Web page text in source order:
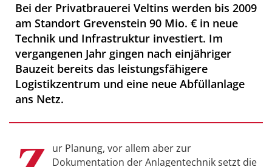
Bei der Privatbrauerei Veltins werden bis 2009
am Standort Grevenstein 90 Mio. € in neue
Technik und Infrastruktur investiert. Im
vergangenen Jahr gingen nach einjähriger
Bauzeit bereits das leistungsfähigere
Logistikzentrum und eine neue Abfüllanlage
ans Netz.
ur Planung, vor allem aber zur
Dokumentation der Anlagentechnik setzt die